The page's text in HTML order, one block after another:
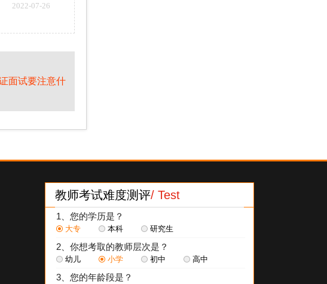
2022-07-26
面试要注意什
教师考试难度测评/ Test
1、您的学历是？
大专 本科 研究生
2、你想考取的教师层次是？
幼儿 小学 初中 高中
3、您的年龄段是？